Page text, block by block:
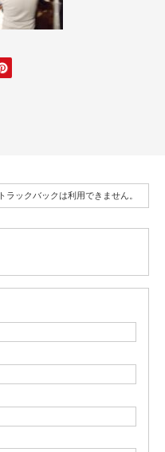
トラックバックは利用できません。